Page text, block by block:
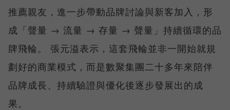
推薦親友，進一步帶動品牌討論與新客加入，形
成「聲量 → 流量 → 存量 → 聲量」持續循環的品
牌飛輪。 張元溢表示，這套飛輪並非一開始就規
劃好的商業模式，而是數聚集團二十多年來陪伴
品牌成長、持續驗證與優化後逐步發展出的成
果。